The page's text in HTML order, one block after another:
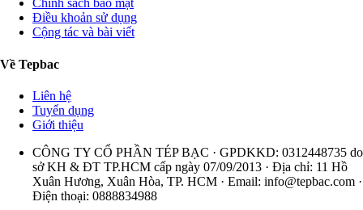
Chính sách bảo mật
Điều khoản sử dụng
Cộng tác và bài viết
Về Tepbac
Liên hệ
Tuyển dụng
Giới thiệu
CÔNG TY CỔ PHẦN TÉP BẠC · GPDKKD: 0312448735 do
sở KH & ĐT TP.HCM cấp ngày 07/09/2013 · Địa chỉ: 11 Hồ
Xuân Hương, Xuân Hòa, TP. HCM · Email: info@tepbac.com ·
Điện thoại: 0888834988